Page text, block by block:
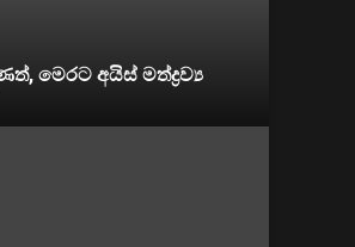
මෙරට අයිස් මත්ද්‍රව්‍ය